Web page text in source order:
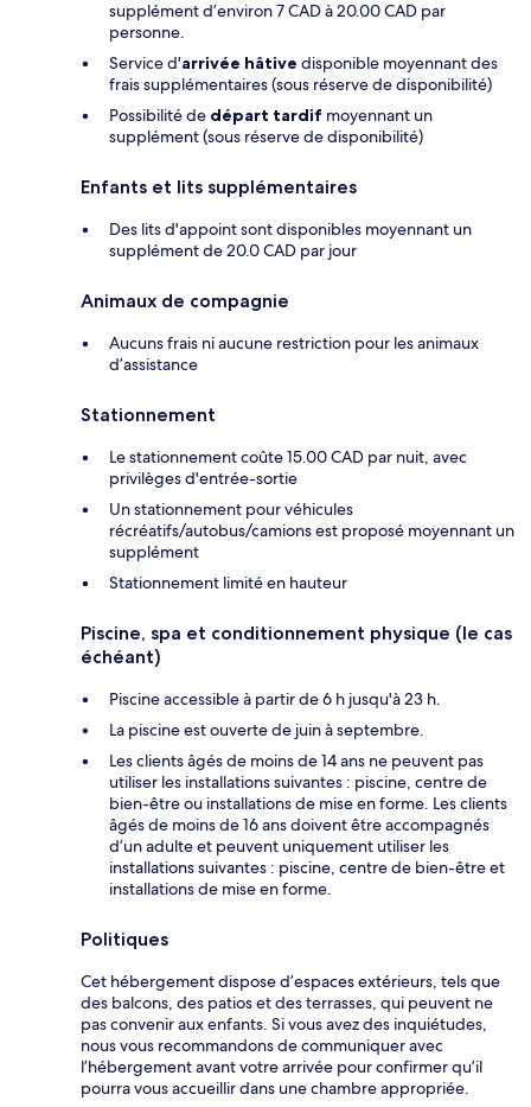
supplément d’environ 7 CAD à 20.00 CAD par
personne.
Service d'arrivée hâtive disponible moyennant des
frais supplémentaires (sous réserve de disponibilité)
Possibilité de départ tardif moyennant un
supplément (sous réserve de disponibilité)
Enfants et lits supplémentaires
Des lits d'appoint sont disponibles moyennant un
supplément de 20.0 CAD par jour
Animaux de compagnie
Aucuns frais ni aucune restriction pour les animaux
d’assistance
Stationnement
Le stationnement coûte 15.00 CAD par nuit, avec
privilèges d'entrée-sortie
Un stationnement pour véhicules
récréatifs/autobus/camions est proposé moyennant un
supplément
Stationnement limité en hauteur
Piscine, spa et conditionnement physique (le cas
échéant)
Piscine accessible à partir de 6 h jusqu'à 23 h.
La piscine est ouverte de juin à septembre.
Les clients âgés de moins de 14 ans ne peuvent pas
utiliser les installations suivantes : piscine, centre de
bien-être ou installations de mise en forme. Les clients
âgés de moins de 16 ans doivent être accompagnés
d’un adulte et peuvent uniquement utiliser les
installations suivantes : piscine, centre de bien-être et
installations de mise en forme.
Politiques
Cet hébergement dispose d’espaces extérieurs, tels que
des balcons, des patios et des terrasses, qui peuvent ne
pas convenir aux enfants. Si vous avez des inquiétudes,
nous vous recommandons de communiquer avec
l’hébergement avant votre arrivée pour confirmer qu’il
pourra vous accueillir dans une chambre appropriée.